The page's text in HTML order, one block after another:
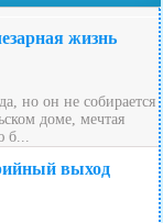
жизнь
но он не собирается
доме, мечтая
б...
выход